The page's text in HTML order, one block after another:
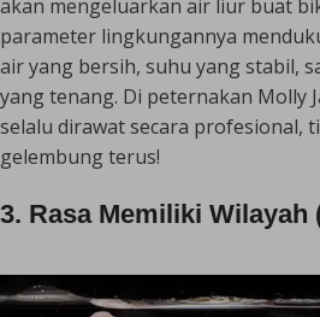
akan mengeluarkan air liur buat
parameter lingkungannya
air yang bersih, suhu yang stabil,
yang tenang. Di peternakan Molly
selalu dirawat secara profesional,
gelembung terus!
3. Rasa Memiliki Wilayah